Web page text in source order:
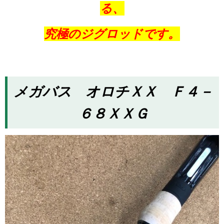
る、
究極のジグロッドです。
メガバス オロチＸＸ Ｆ４－
６８ＸＸＧ